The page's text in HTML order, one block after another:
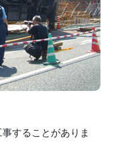
することがありま